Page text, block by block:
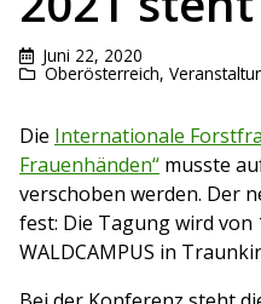
Juni 22, 2020
Oberösterreich,
Die Internationale
Frauenhänden“ musste
verschoben werden. Der
fest: Die Tagung wird von
WALDCAMPUS in